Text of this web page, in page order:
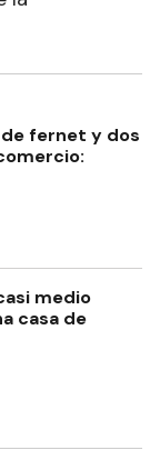
fernet y dos
medio
casa de